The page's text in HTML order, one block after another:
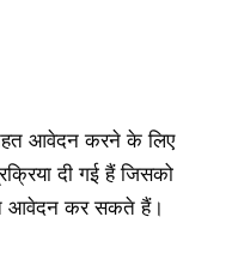
आवेदन करने के लिए
दी गई हैं जिसको
आवेदन कर सकते हैं।